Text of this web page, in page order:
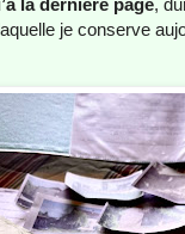
la dernière page,
je conserve